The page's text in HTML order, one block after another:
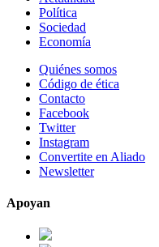
Política
Sociedad
Economía
Quiénes somos
Código de ética
Contacto
Facebook
Twitter
Instagram
Convertite en Aliado
Newsletter
Apoyan